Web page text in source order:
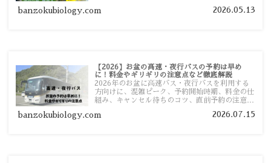
banzokubiology.com 2026.05.13
【2026】お盆の高速・夜行バスの予約は早め
に！料金やギリギリの注意点など徹底解説
2026年のお盆に高速バス・夜行バスを利用する
方向けに、混雑ピーク、予約開始時期、料金の仕
組み、キャンセル待ちのコツ、直前予約の注意点
banzokubiology.com 2026.07.15